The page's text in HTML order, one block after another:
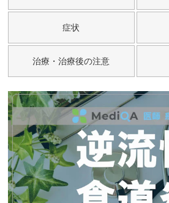
症状
治療・治療後の注意